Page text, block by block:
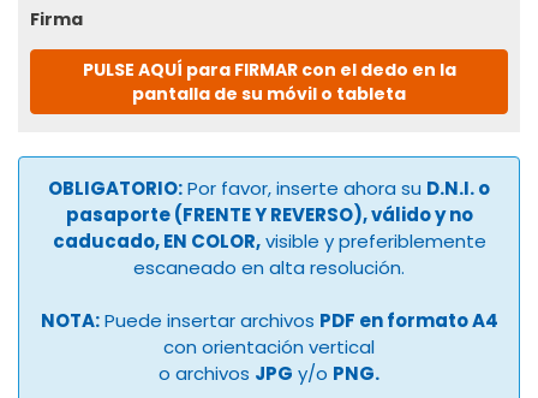
Firma
PULSE AQUÍ para FIRMAR con el dedo en la
pantalla de su móvil o tableta
OBLIGATORIO:Por favor, inserte ahora su D.N.I. o
pasaporte (FRENTE Y REVERSO), válido y no
caducado, EN COLOR,visible y preferiblemente
escaneado en alta resolución.
NOTA:Puede insertar archivos PDF en formato A4
con orientación vertical
o archivos JPG y/o PNG.